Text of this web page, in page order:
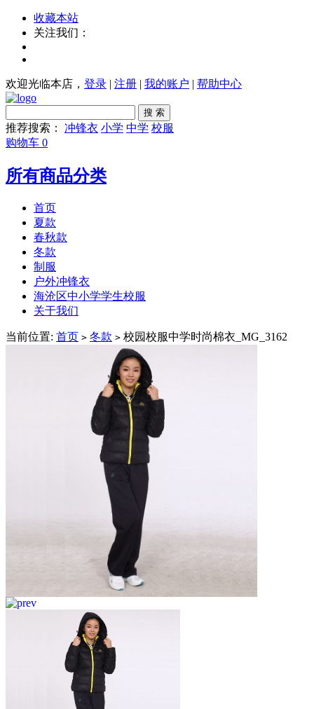
收藏本站
关注我们：
欢迎光临本店， 登录 | 注册 | 我的账户 | 帮助中心
搜 索
推荐搜索： 冲锋衣 小学 中学 校服
购物车 0
所有商品分类
首页
夏款
春秋款
冬款
制服
户外冲锋衣
海沧区中小学学生校服
关于我们
当前位置: 首页 > 冬款 > 校园校服中学时尚棉衣_MG_3162